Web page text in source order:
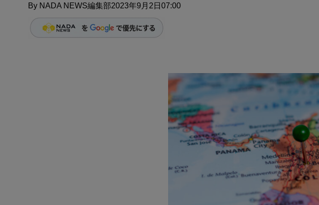
By NADA NEWS編集部2023年9月2日07:00